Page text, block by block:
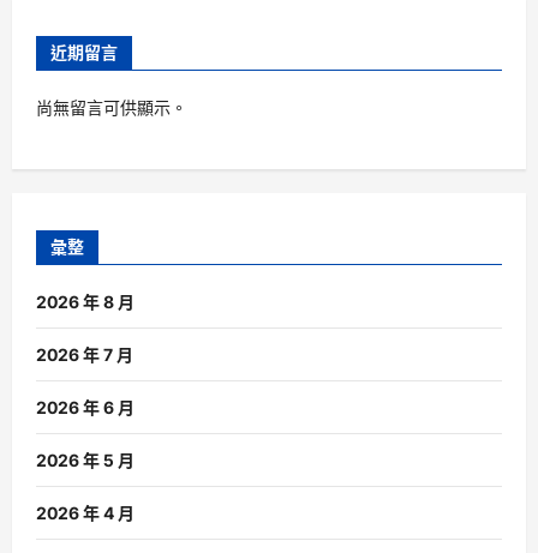
近期留言
尚無留言可供顯示。
彙整
2026 年 8 月
2026 年 7 月
2026 年 6 月
2026 年 5 月
2026 年 4 月